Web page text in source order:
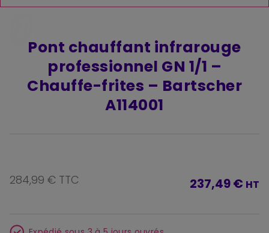
Pont chauffant infrarouge
professionnel GN 1/1 –
Chauffe-frites – Bartscher
A114001
284,99 € TTC 237,49 € HT